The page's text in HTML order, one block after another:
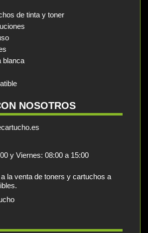
de tinta y toner
blanca
NOSOTROS
y Viernes: 08:00 a 15:00
la venta de toners y cartuchos a